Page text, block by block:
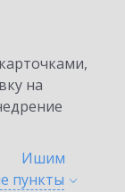
на
Ишим
пункты